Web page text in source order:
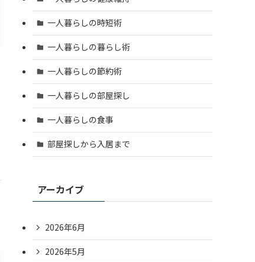
一人暮らしの時短術
一人暮らしの暮らし術
一人暮らしの節約術
一人暮らしの部屋探し
一人暮らしの食事
部屋探しから入居まで
アーカイブ
2026年6月
2026年5月